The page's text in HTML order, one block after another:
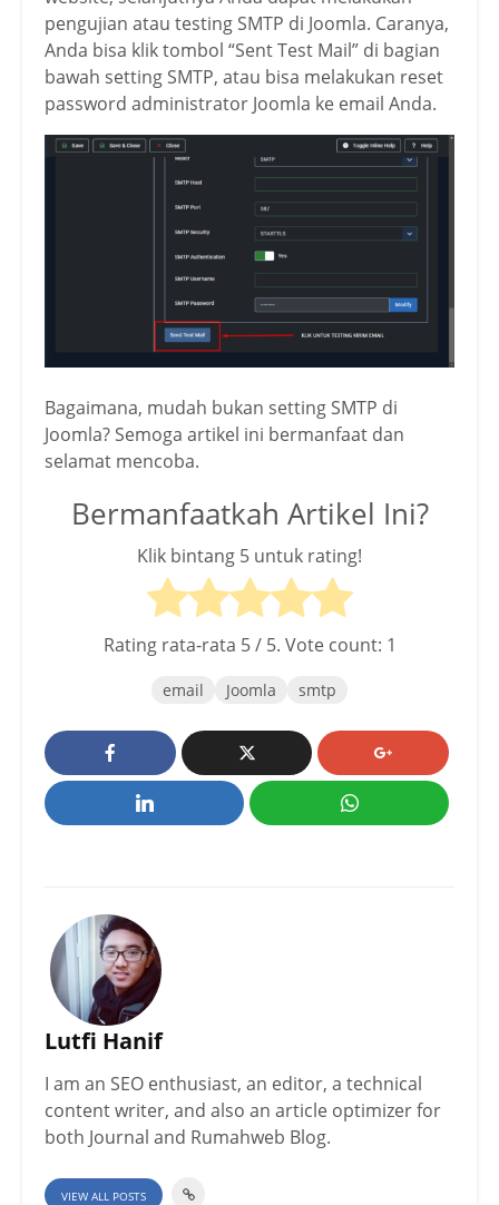
pengujian atau testing SMTP di Joomla. Caranya,
Anda bisa klik tombol “Sent Test Mail” di bagian
bawah setting SMTP, atau bisa melakukan reset
password administrator Joomla ke email Anda.
Bagaimana, mudah bukan setting SMTP di
Joomla? Semoga artikel ini bermanfaat dan
selamat mencoba.
Bermanfaatkah Artikel Ini?
Klik bintang 5 untuk rating!
Rating rata-rata 5/ 5. Vote count: 1
email Joomla smtp
Lutfi Hanif
I am an SEO enthusiast, an editor, a technical
content writer, and also an article optimizer for
both Journal and Rumahweb Blog.
VIEW ALL POSTS